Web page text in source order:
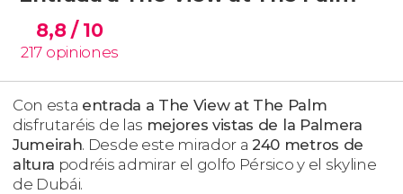
8,8/ 10
217 opiniones
Con esta entrada a The View at The Palm
disfrutaréis de las mejores vistas de la Palmera
Jumeirah. Desde este mirador a240 metros de
altura podréis admirar el golfo Pérsico y el skyline
de Dubái.